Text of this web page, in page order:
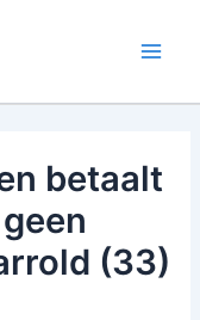
betaalt
(33)